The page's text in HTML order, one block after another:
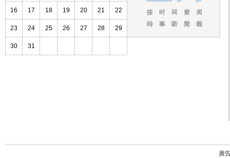
16 17 18 19 20 21 22
23 24 25 26 27 28 29
30 31
廣